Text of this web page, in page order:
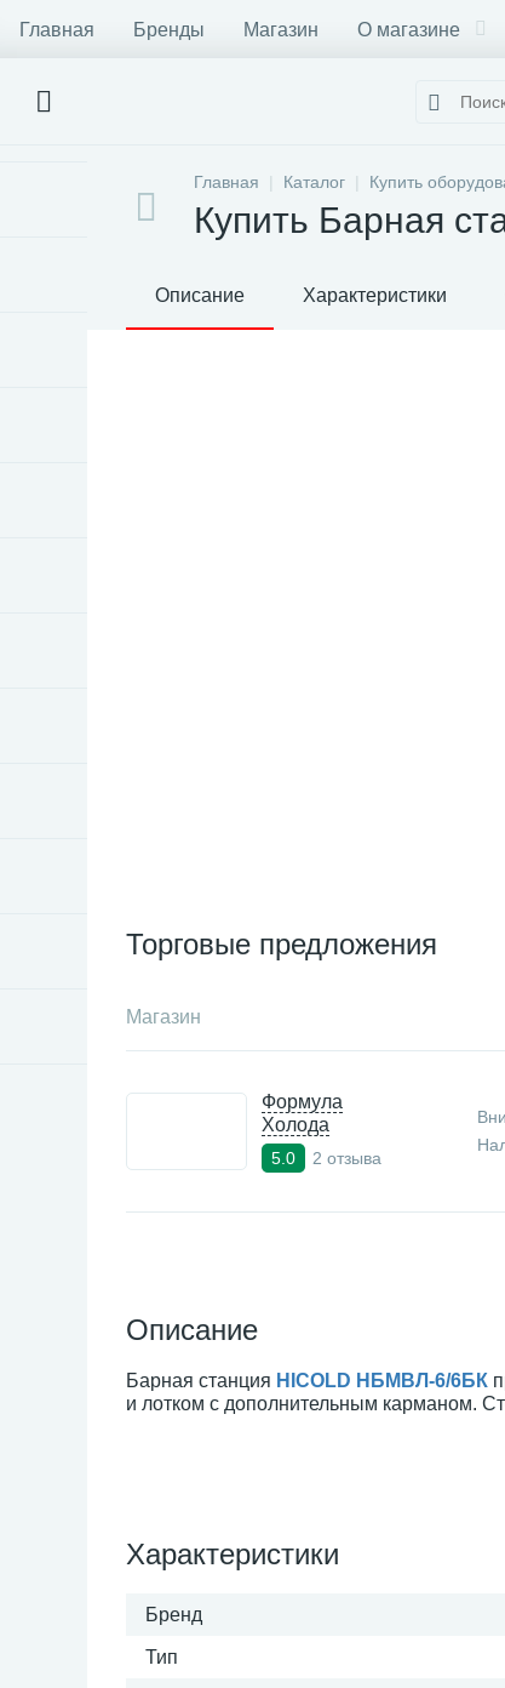
Главная Бренды Магазин О магазине
Главная Каталог Купить
Купить Барная
Описание Характеристики
Торговые предложения
Магазин
Формула
Холода
5.0 2 отзыва
Описание
Барная станция HICOLD НБМВЛ-6/6БК
и лотком с дополнительным карманом.
Характеристики
Бренд
Тип